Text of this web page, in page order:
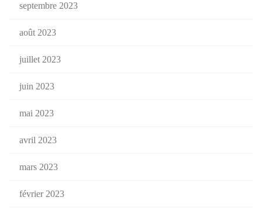
septembre 2023
août 2023
juillet 2023
juin 2023
mai 2023
avril 2023
mars 2023
février 2023